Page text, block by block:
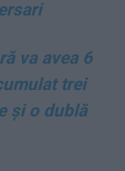
va avea 6
trei
și o dublă